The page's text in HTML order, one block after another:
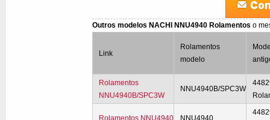
Outros modelos NACHI NNU4940 Rolamentoso
Link
Rolamentos
modelo
Rolamentos
NNU4940B/SPC3W
NNU4940B/SPC3W
Rolamentos NNU4940 NNU4940